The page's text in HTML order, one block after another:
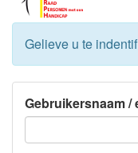
Gelieve u te
Gebruikersnaam /